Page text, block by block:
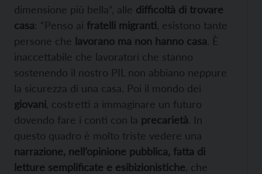
dimensione più bella”, alle difficoltà di trovare
casa: “Penso ai fratelli migranti , esistono tante
persone che lavorano ma non hanno casa. È
inaccettabile che lavoratori che stanno
sostenendo il nostro PIL non abbiano neppure
la sicurezza di una casa. Poi il mondo dei
giovani , costretti a immaginare un futuro
dovendo fare i conti con la precarietà. In
questo quadro è molto triste vedere una
narrazione, nell’opinione pubblica, fatta di
letture semplificate e esibizionistiche , che